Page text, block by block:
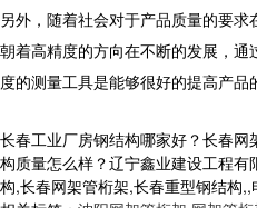
另外，随着社会对于产品质量的要
朝着高精度的方向在不断的发展，
度的测量工具是能够很好的提高产品
长春工业厂房钢结构哪家好？长春
构质量怎么样？辽宁鑫业建设工程
构,长春网架管桁架,长春重型钢结构